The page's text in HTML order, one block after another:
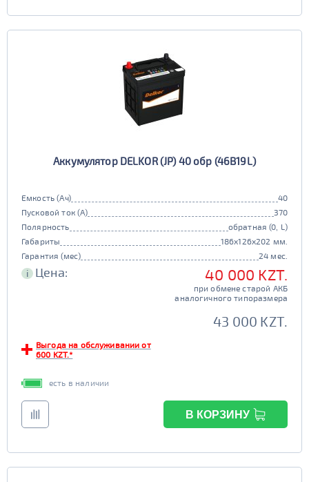
Аккумулятор DELKOR (JP) 40 обр (46B19L)
Емкость (Ач)
40
Пусковой ток (А)
370
Полярность
обратная (0, L)
Габариты
186x126x202 мм.
Гарантия (мес)
24 мес.
i Цена: 40 000 KZT.
при обмене старой АКБ
аналогичного типоразмера
43 000 KZT.
Выгода на обслуживании от
600 KZT.*
есть в наличии
В КОРЗИНУ